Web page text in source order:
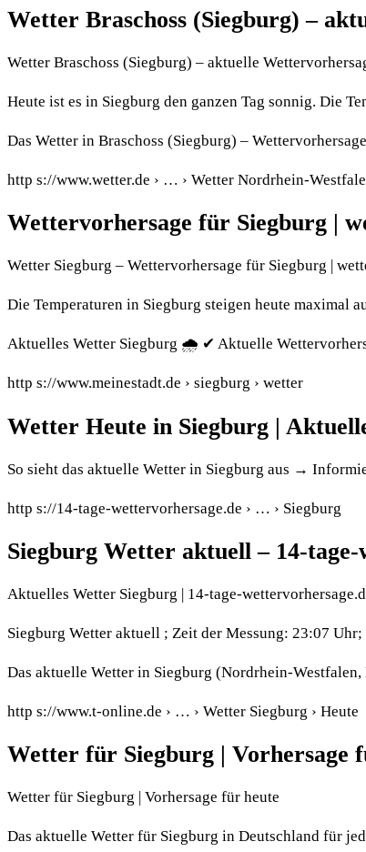
Wetter Braschoss (Siegburg) –
Wetter Braschoss (Siegburg) – aktuelle
Heute ist es in Siegburg den ganzen Tag sonnig. Die
Das Wetter in Braschoss (Siegburg) –
http s://www.wetter.de › … › Wetter Nordrhein-
Wettervorhersage für Siegburg |
Wetter Siegburg – Wettervorhersage für Siegburg |
Die Temperaturen in Siegburg steigen heute maximal
Aktuelles Wetter Siegburg 🌧️ ✔ Aktuelle
http s://www.meinestadt.de › siegburg › wetter
Wetter Heute in Siegburg |
So sieht das aktuelle Wetter in Siegburg aus →
http s://14-tage-wettervorhersage.de › … › Siegburg
Siegburg Wetter aktuell – 14-
Aktuelles Wetter Siegburg | 14-tage-
Siegburg Wetter aktuell ; Zeit der Messung: 23:07
Das aktuelle Wetter in Siegburg (Nordrhein-
http s://www.t-online.de › … › Wetter Siegburg › Heute
Wetter für Siegburg | Vorhersage
Wetter für Siegburg | Vorhersage für heute
Das aktuelle Wetter für Siegburg in Deutschland für